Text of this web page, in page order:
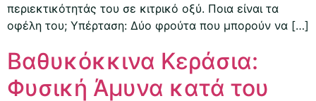
περιεκτικότητάς του σε κιτρικό οξύ. Ποια είναι τα
οφέλη του; Υπέρταση: Δύο φρούτα που μπορούν να […]
Βαθυκόκκινα Κεράσια:
Φυσική Άμυνα κατά του